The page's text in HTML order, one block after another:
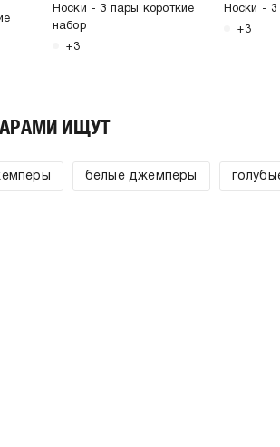
Носки - 3 пары короткие
набор
+3
Носки - 3
+3
ИЩУТ
белые джемперы